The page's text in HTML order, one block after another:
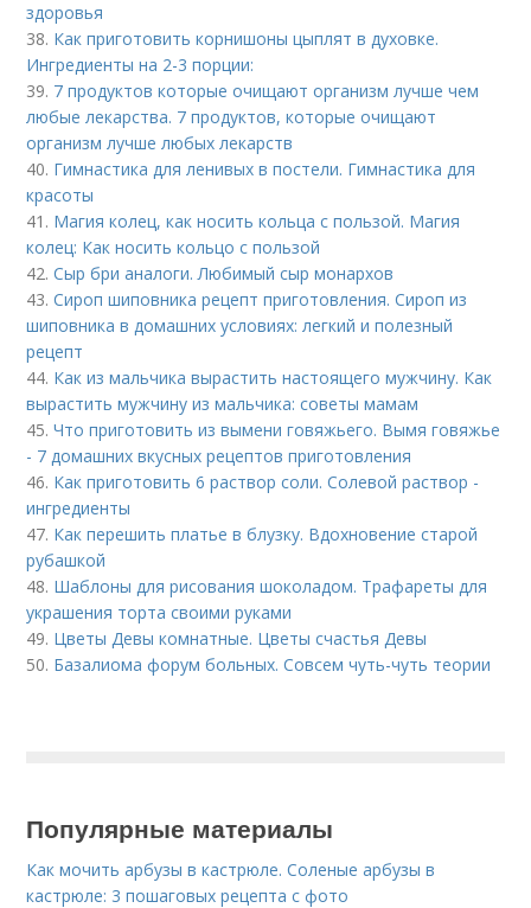
здоровья
38. Как приготовить корнишоны цыплят в духовке.
Ингредиенты на 2-3 порции:
39. 7 продуктов которые очищают организм лучше чем
любые лекарства. 7 продуктов, которые очищают
организм лучше любых лекарств
40. Гимнастика для ленивых в постели. Гимнастика для
красоты
41. Магия колец, как носить кольца с пользой. Магия
колец: Как носить кольцо с пользой
42.Сыр бри аналоги. Любимый сыр монархов
43.Сироп шиповника рецепт приготовления. Сироп из
шиповника в домашних условиях: легкий и полезный
рецепт
44. Как из мальчика вырастить настоящего мужчину. Как
вырастить мужчину из мальчика: советы мамам
45.Что приготовить из вымени говяжьего. Вымя говяжье
- 7 домашних вкусных рецептов приготовления
46. Как приготовить 6 раствор соли. Солевой раствор -
ингредиенты
47. Как перешить платье в блузку. Вдохновение старой
рубашкой
48. Шаблоны для рисования шоколадом. Трафареты для
украшения торта своими руками
49. Цветы Девы комнатные. Цветы счастья Девы
50. Базалиома форум больных. Совсем чуть-чуть теории
Популярные материалы
Как мочить арбузы в кастрюле. Соленые арбузы в
кастрюле: 3 пошаговых рецепта с фото